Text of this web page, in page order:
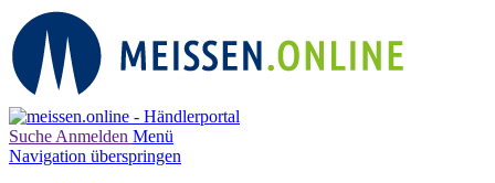
Suche Anmelden Menü
Navigation überspringen